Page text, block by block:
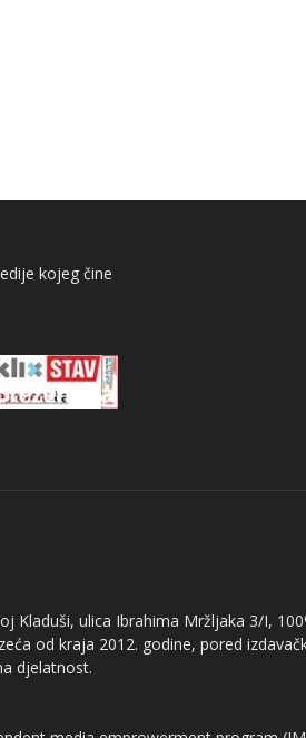
kojeg čine
Kladuši, ulica Ibrahima Mržljaka 3/I,
od kraja 2012. godine, pored
djelatnost.